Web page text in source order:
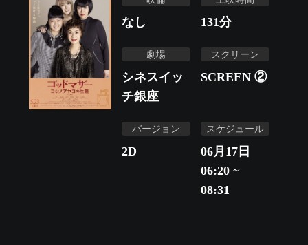
なし 131分
劇場
シネスイッ
チ銀座
スクリーン
SCREEN ②
バージョン
2D
スケジュール
06月17日
06:20 ~
08:31